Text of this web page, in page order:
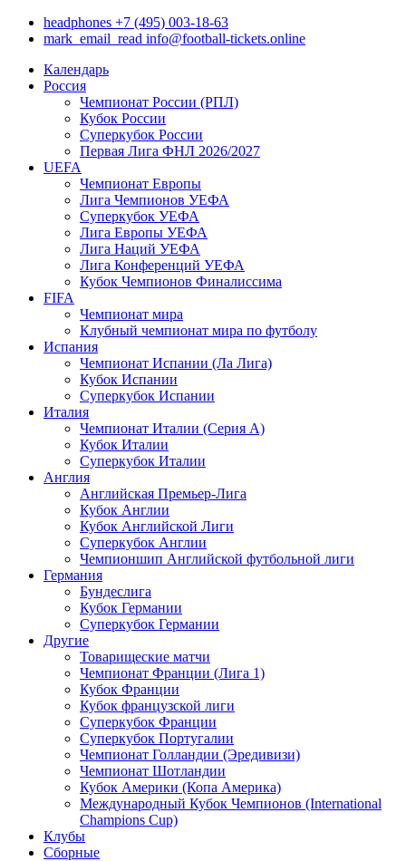
headphones +7 (495) 003-18-63
mark_email_read info@football-tickets.online
Календарь
Россия
Чемпионат России (РПЛ)
Кубок России
Суперкубок России
Первая Лига ФНЛ 2026/2027
UEFA
Чемпионат Европы
Лига Чемпионов УЕФА
Суперкубок УЕФА
Лига Европы УЕФА
Лига Наций УЕФА
Лига Конференций УЕФА
Кубок Чемпионов Финалиссима
FIFA
Чемпионат мира
Клубный чемпионат мира по футболу
Испания
Чемпионат Испании (Ла Лига)
Кубок Испании
Суперкубок Испании
Италия
Чемпионат Италии (Серия А)
Кубок Италии
Суперкубок Италии
Англия
Английская Премьер-Лига
Кубок Англии
Кубок Английской Лиги
Суперкубок Англии
Чемпионшип Английской футбольной лиги
Германия
Бундеслига
Кубок Германии
Суперкубок Германии
Другие
Товарищеские матчи
Чемпионат Франции (Лига 1)
Кубок Франции
Кубок французской лиги
Суперкубок Франции
Суперкубок Португалии
Чемпионат Голландии (Эредивизи)
Чемпионат Шотландии
Кубок Америки (Копа Америка)
Международный Кубок Чемпионов (International
Champions Cup)
Клубы
Сборные